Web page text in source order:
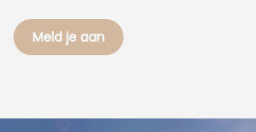
Meld je aan